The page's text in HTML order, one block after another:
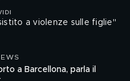
a violenze sulle figlie"
a Barcellona, parla il